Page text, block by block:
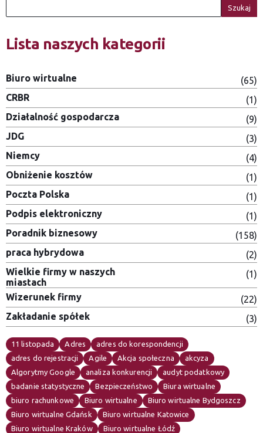
Szukaj
Lista naszych kategorii
Biuro wirtualne
(65)
CRBR
(1)
Działalność gospodarcza
(9)
JDG
(3)
Niemcy
(4)
Obniżenie kosztów
(1)
Poczta Polska
(1)
Podpis elektroniczny
(1)
Poradnik biznesowy
(158)
praca hybrydowa
(2)
Wielkie firmy w naszych
miastach
(1)
Wizerunek firmy
(22)
Zakładanie spółek
(3)
11 listopada Adres
adres do korespondencji
adres do rejestracji
Agile Akcja społeczna
akcyza
Algorytmy Google
analiza konkurencji
audyt podatkowy
badanie statystyczne
Bezpieczeństwo
Biura wirtualne
biuro rachunkowe
Biuro wirtualne
Biuro wirtualne Bydgoszcz
Biuro wirtualne Gdańsk
Biuro wirtualne Katowice
Biuro wirtualne Kraków
Biuro wirtualne Łódź